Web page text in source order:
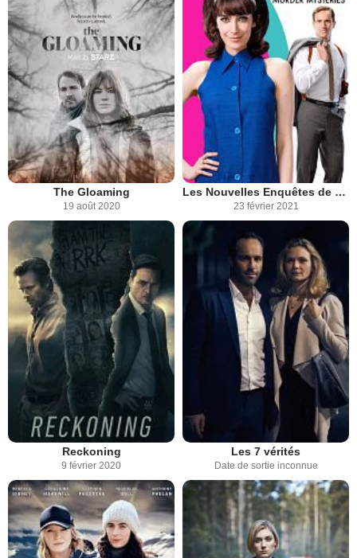
The Gloaming
19 août 2020
Les Nouvelles Enquêtes de Miss Fisher
23 février 2021
Reckoning
9 février 2020
Les 7 vérités
Date de sortie inconnue